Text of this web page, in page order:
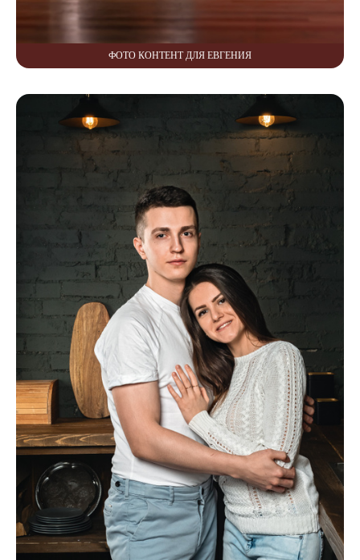
ФОТО КОНТЕНТ ДЛЯ ЕВГЕНИЯ